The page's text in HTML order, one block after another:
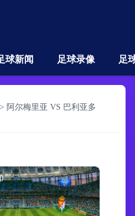
球新闻 足球录像 足
> 阿尔梅里亚 VS 巴利亚多